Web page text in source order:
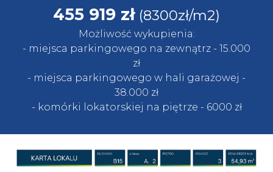
455 919 zł (8300zł/m2)
Możliwość wykupienia:
- miejsca parkingowego na zewnątrz - 15.000
zł
- miejsca parkingowego w hali garażowej -
38.000 zł
- komórki lokatorskiej na piętrze - 6000 zł